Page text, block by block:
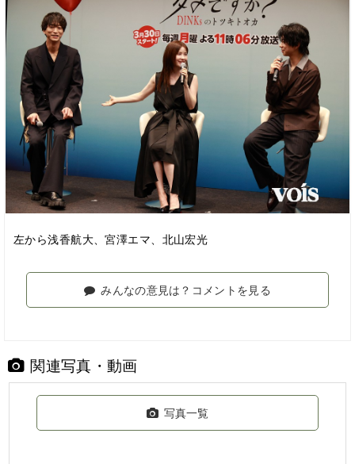
左から浅香航大、宮澤エマ、北山宏光
みんなの意見は？コメントを見る
関連写真・動画
写真一覧